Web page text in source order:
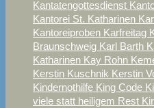
Kantatengottesdienst
Kantorei St. Katharinen
Kantoreiproben Karfreitag
Braunschweig Karl Barth
Katharinen Kay Rohn
Kerstin Kuschnik Kerstin
Kindernothilfe King Code
viele statt heiligem Rest